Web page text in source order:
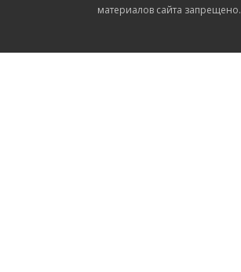
материалов сайта запрещено.